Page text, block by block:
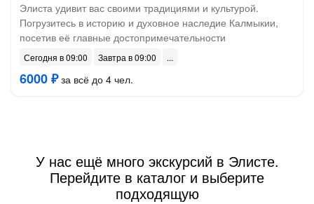
Элиста удивит вас своими традициями и культурой.
Погрузитесь в историю и духовное наследие Калмыкии,
посетив её главные достопримечательности
Сегодня в 09:00 Завтра в 09:00
6000 ₽за всё до 4 чел.
У нас ещё много экскурсий в Элисте.
Перейдите в каталог и выберите
подходящую